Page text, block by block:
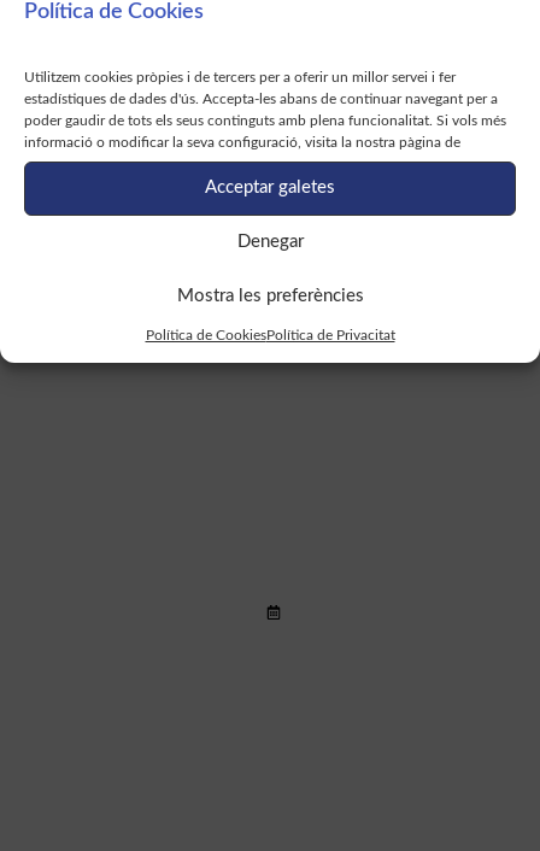
Política de Cookies
Utilitzem cookies pròpies i de tercers per a oferir un millor servei i fer
estadístiques de dades d'ús. Accepta-les abans de continuar navegant per a
poder gaudir de tots els seus continguts amb plena funcionalitat. Si vols més
informació o modificar la seva configuració, visita la nostra pàgina de
Acceptar galetes
Denegar
Mostra les preferències
Política de CookiesPolítica de Privacitat
alterations in COVID-19 critically
Hypothalamic pregnenolone
mediates recognition memory in